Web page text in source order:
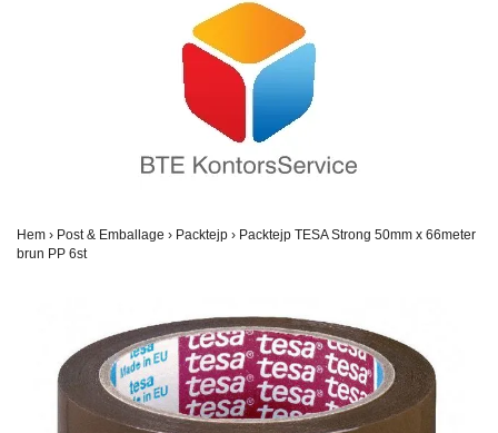
Hem › Post & Emballage › Packtejp › Packtejp TESA Strong 50mm x 66meter
brun PP 6st